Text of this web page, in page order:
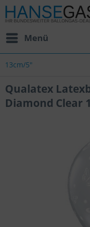
Menü
13cm/5"
Qualatex
Diamond Clear